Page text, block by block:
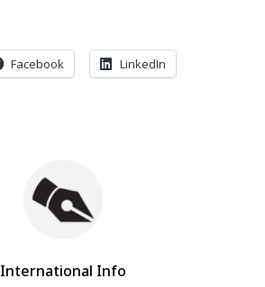
Facebook LinkedIn
International Info